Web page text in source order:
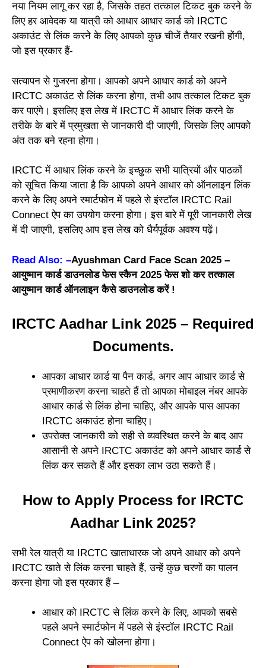
नया नियम लागू कर रहा है, जिसके तहत तत्काल टिकट बुक करने के
लिए हर आवेदक या यात्री को आधार आधार कार्ड को IRCTC
अकाउंट से लिंक करने के लिए आपको कुछ चीजें तैयार रखनी होंगी,
जो इस प्रकार हैं-
सत्यापन से गुजरना होगा। आपको अपने आधार कार्ड को अपने
IRCTC अकाउंट से लिंक करना होगा, तभी आप तत्काल टिकट बुक
कर पाएंगे। इसलिए इस लेख में IRCTC में आधार लिंक करने के
तरीके के बारे में प्रमुखता से जानकारी दी जाएगी, जिसके लिए आपको
अंत तक बने रहना होगा।
IRCTC में आधार लिंक करने के इच्छुक सभी यात्रियों और पाठकों
को सूचित किया जाता है कि आपको अपने आधार को ऑनलाइन लिंक
करने के लिए अपने स्मार्टफोन में पहले से इंस्टॉल IRCTC Rail
Connect ऐप का उपयोग करना होगा। इस बारे में पूरी जानकारी लेख
में दी जाएगी, इसलिए आप इस लेख को धैर्यपूर्वक अवश्य पढ़ें।
Read Also: –Ayushman Card Face Scan 2025 –
आयुष्मान कार्ड डाउनलोड फेस स्कैन 2025 फेस शो कर तत्काल
आयुष्मान कार्ड ऑनलाइन कैसे डाउनलोड करें !
IRCTC Aadhar Link 2025 – Required
Documents.
आपका आधार कार्ड या पैन कार्ड, अगर आप आधार कार्ड से
प्रमाणीकरण करना चाहते हैं तो आपका मोबाइल नंबर आपके
आधार कार्ड से लिंक होना चाहिए, और आपके पास आपका
IRCTC अकाउंट होना चाहिए।
उपरोक्त जानकारी को सही से व्यवस्थित करने के बाद आप
आसानी से अपने IRCTC अकाउंट को अपने आधार कार्ड से
लिंक कर सकते हैं और इसका लाभ उठा सकते हैं।
How to Apply Process for IRCTC
Aadhar Link 2025?
सभी रेल यात्री या IRCTC खाताधारक जो अपने आधार को अपने
IRCTC खाते से लिंक करना चाहते हैं, उन्हें कुछ चरणों का पालन
करना होगा जो इस प्रकार हैं –
आधार को IRCTC से लिंक करने के लिए, आपको सबसे
पहले अपने स्मार्टफोन में पहले से इंस्टॉल IRCTC Rail
Connect ऐप को खोलना होगा।